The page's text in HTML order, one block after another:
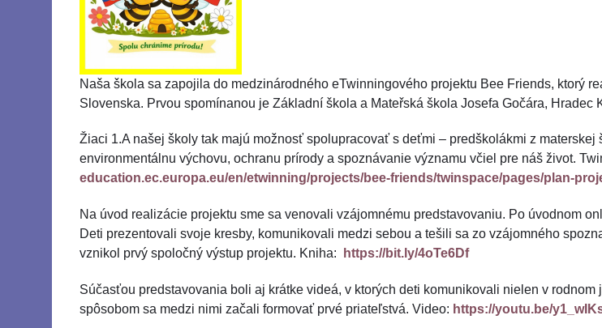
Naša škola sa zapojila do medzinárodného eTwinningového projektu Bee Friends, ktorý
Slovenska. Prvou spomínanou je Základní škola a Mateřská škola Josefa Gočára,
Žiaci 1.A našej školy tak majú možnosť spolupracovať s deťmi – predškolákmi z
environmentálnu výchovu, ochranu prírody a spoznávanie významu včiel pre náš život.
education.ec.europa.eu/en/etwinning/projects/bee-friends/twinspace/pages/plan-
Na úvod realizácie projektu sme sa venovali vzájomnému predstavovaniu. Po úvodnom
Deti prezentovali svoje kresby, komunikovali medzi sebou a tešili sa zo vzájomného
vznikol prvý spoločný výstup projektu. Kniha:
https://bit.ly/4oTe6Df
Súčasťou predstavovania boli aj krátke videá, v ktorých deti komunikovali nielen v
spôsobom sa medzi nimi začali formovať prvé priateľstvá. Video: https://youtu.be/